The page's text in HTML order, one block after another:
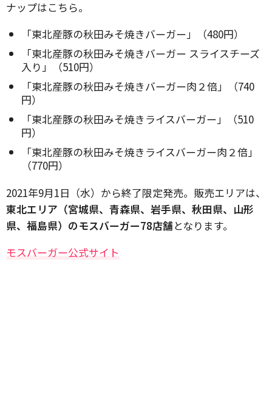
ナップはこちら。
「東北産豚の秋田みそ焼きバーガー」（480円）
「東北産豚の秋田みそ焼きバーガー スライスチーズ
入り」（510円）
「東北産豚の秋田みそ焼きバーガー肉２倍」（740
円）
「東北産豚の秋田みそ焼きライスバーガー」（510
円）
「東北産豚の秋田みそ焼きライスバーガー肉２倍」
（770円）
2021年9月1日（水）から終了限定発売。販売エリアは、
東北エリア（宮城県、青森県、岩手県、秋田県、山形
県、福島県）のモスバーガー78店舗となります。
モスバーガー公式サイト